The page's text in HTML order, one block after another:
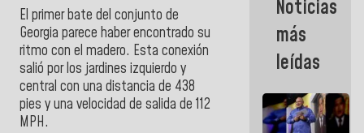
El primer bate del conjunto de
Georgia parece haber encontrado su
ritmo con el madero. Esta conexión
salió por los jardines izquierdo y
central con una distancia de 438
pies y una velocidad de salida de 112
MPH.
estrellaron
de frente
contra el
Pueblo
Noticias
más
leídas